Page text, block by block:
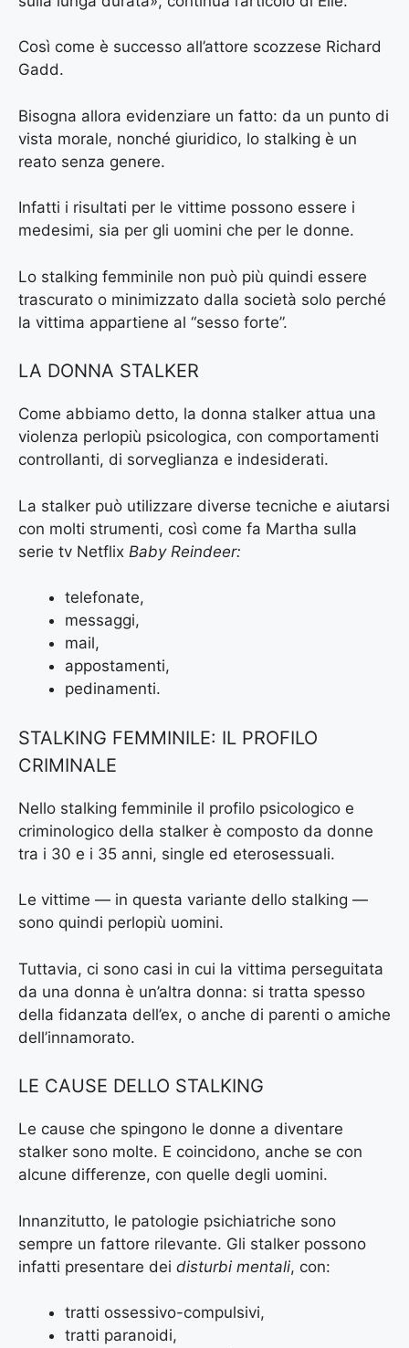
Così come è successo all’attore scozzese Richard
Gadd.
Bisogna allora evidenziare un fatto: da un punto di
vista morale, nonché giuridico, lo stalking è un
reato senza genere.
Infatti i risultati per le vittime possono essere i
medesimi, sia per gli uomini che per le donne.
Lo stalking femminile non può più quindi essere
trascurato o minimizzato dalla società solo perché
la vittima appartiene al “sesso forte”.
LA DONNA STALKER
Come abbiamo detto, la donna stalker attua una
violenza perlopiù psicologica, con comportamenti
controllanti, di sorveglianza e indesiderati.
La stalker può utilizzare diverse tecniche e aiutarsi
con molti strumenti, così come fa Martha sulla
serie tv Netflix Baby Reindeer:
telefonate,
messaggi,
mail,
appostamenti,
pedinamenti.
STALKING FEMMINILE: IL PROFILO
CRIMINALE
Nello stalking femminile il profilo psicologico e
criminologico della stalker è composto da donne
tra i 30 e i 35 anni, single ed eterosessuali.
Le vittime — in questa variante dello stalking —
sono quindi perlopiù uomini.
Tuttavia, ci sono casi in cui la vittima perseguitata
da una donna è un’altra donna: si tratta spesso
della fidanzata dell’ex, o anche di parenti o amiche
dell’innamorato.
LE CAUSE DELLO STALKING
Le cause che spingono le donne a diventare
stalker sono molte. E coincidono, anche se con
alcune differenze, con quelle degli uomini.
Innanzitutto, le patologie psichiatriche sono
sempre un fattore rilevante. Gli stalker possono
infatti presentare dei disturbi mentali, con:
tratti ossessivo-compulsivi,
tratti paranoidi,